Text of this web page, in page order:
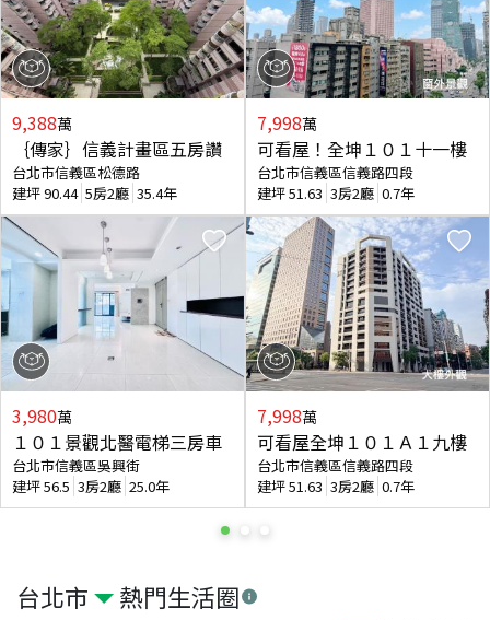
台北市 熱門生活圈
9,388萬
｛傳家｝信義計畫區五房讚
台北市信義區松德路
建坪90.44 5房2廳 35.4年
3,980萬
１０１景觀北醫電梯三房車
台北市信義區吳興街
建坪56.5 3房2廳 25.0年
7,998萬
可看屋！全坤１０１十一樓
台北市信義區信義路四段
建坪51.63 3房2廳 0.7年
7,998萬
可看屋全坤１０１Ａ１九樓
台北市信義區信義路四段
建坪51.63 3房2廳 0.7年